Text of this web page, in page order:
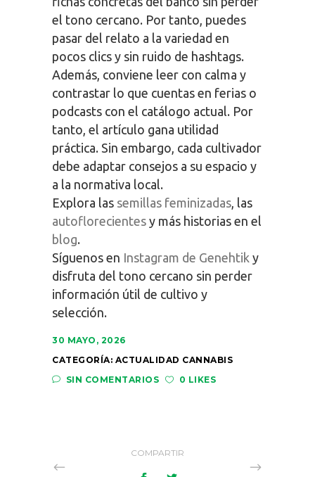
el tono cercano. Por tanto, puedes
pasar del relato a la variedad en
pocos clics y sin ruido de hashtags.
Además, conviene leer con calma y
contrastar lo que cuentas en ferias o
podcasts con el catálogo actual. Por
tanto, el artículo gana utilidad
práctica. Sin embargo, cada cultivador
debe adaptar consejos a su espacio y
a la normativa local.
Explora las semillas feminizadas, las
autoflorecientes y más historias en el
blog.
Síguenos en Instagram de Genehtik y
disfruta del tono cercano sin perder
información útil de cultivo y
selección.
30 MAYO, 2026
CATEGORÍA: ACTUALIDAD CANNABIS
SIN COMENTARIOS
0 LIKES
COMPARTIR